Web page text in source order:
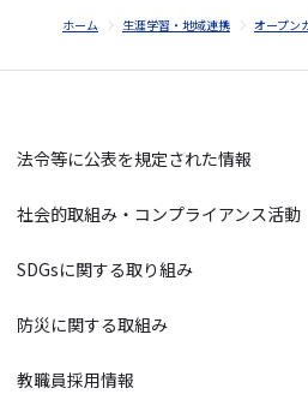
ホーム 生涯学習・地域連携
オープン
法令等に公表を規定された情報
社会的取組み・コンプライアンス活動
SDGsに関する取り組み
防災に関する取組み
教職員採用情報